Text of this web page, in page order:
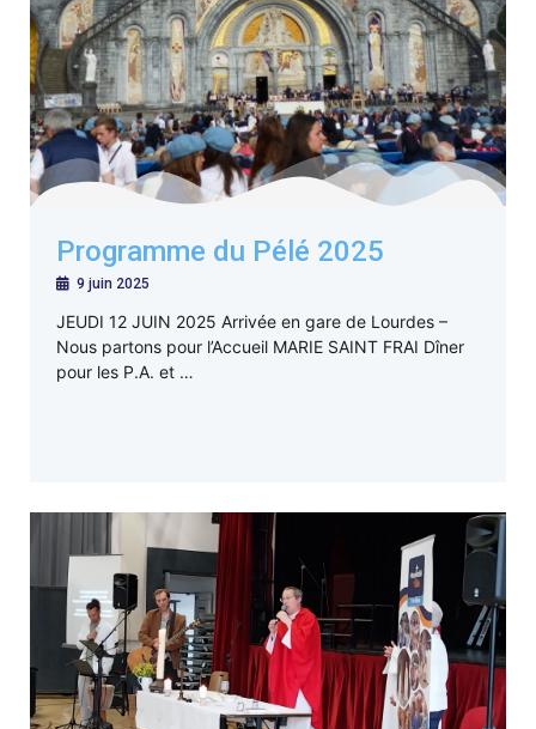
Programme du Pélé 2025
9 juin 2025
JEUDI 12 JUIN 2025 Arrivée en gare de Lourdes –
Nous partons pour l’Accueil MARIE SAINT FRAI Dîner
pour les P.A. et …